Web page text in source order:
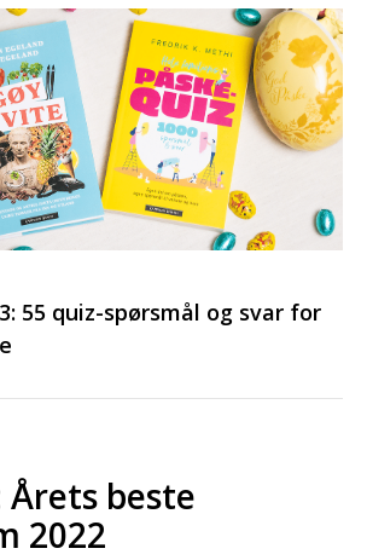
55 quiz-spørsmål og svar for
Årets beste
2022